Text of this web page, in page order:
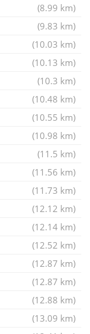
(8.99 km)
(9.83 km)
(10.03 km)
(10.13 km)
(10.3 km)
(10.48 km)
(10.55 km)
(10.98 km)
(11.5 km)
(11.56 km)
(11.73 km)
(12.12 km)
(12.14 km)
(12.52 km)
(12.87 km)
(12.87 km)
(12.88 km)
(13.09 km)